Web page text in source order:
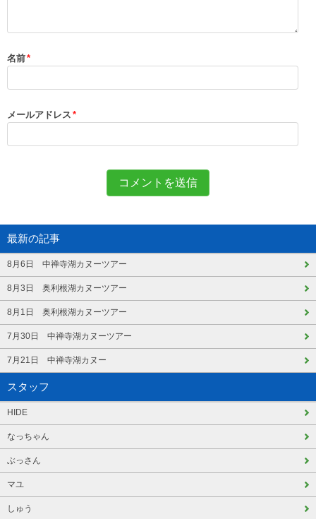
名前*
メールアドレス *
最新の記事
8月6日 中禅寺湖カヌーツアー
8月3日 奥利根湖カヌーツアー
8月1日 奥利根湖カヌーツアー
7月30日 中禅寺湖カヌーツアー
7月21日 中禅寺湖カヌー
スタッフ
HIDE
なっちゃん
ぶっさん
マユ
しゅう